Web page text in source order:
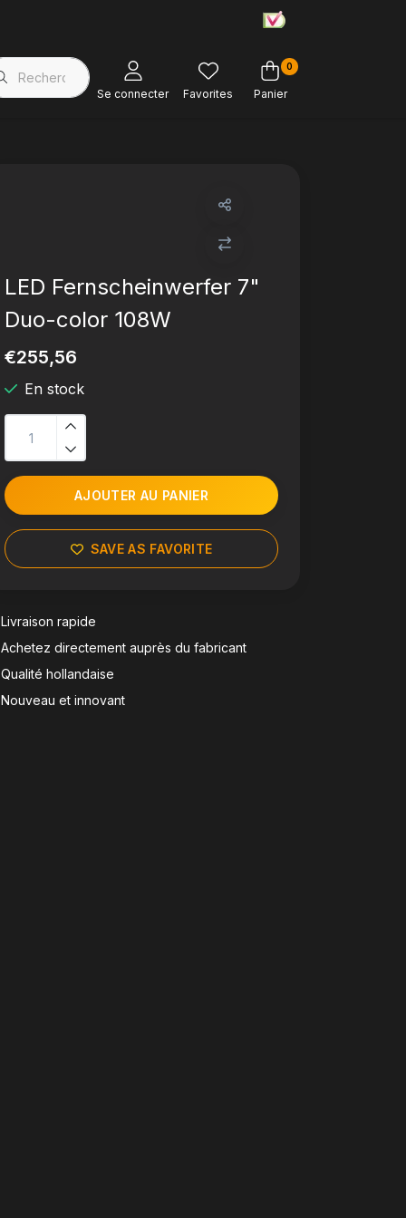
Magasin d'usine Soutien à la clientèle
Se connecter Favorites
0
Panier
LED Fernscheinwerfer 7"
Duo-color 108W
€255,56
En stock
AJOUTER AU PANIER
SAVE AS FAVORITE
Livraison rapide
Achetez directement auprès du fabricant
Qualité hollandaise
Nouveau et innovant